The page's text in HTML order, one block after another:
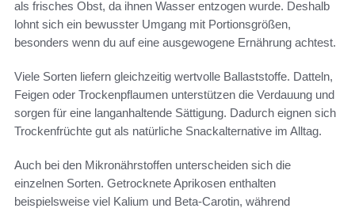
als frisches Obst, da ihnen Wasser entzogen wurde. Deshalb
lohnt sich ein bewusster Umgang mit Portionsgrößen,
besonders wenn du auf eine ausgewogene Ernährung achtest.
Viele Sorten liefern gleichzeitig wertvolle Ballaststoffe. Datteln,
Feigen oder Trockenpflaumen unterstützen die Verdauung und
sorgen für eine langanhaltende Sättigung. Dadurch eignen sich
Trockenfrüchte gut als natürliche Snackalternative im Alltag.
Auch bei den Mikronährstoffen unterscheiden sich die
einzelnen Sorten. Getrocknete Aprikosen enthalten
beispielsweise viel Kalium und Beta-Carotin, während